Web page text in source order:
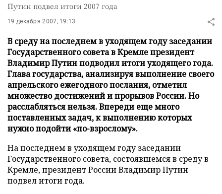
Путин подвел итоги 2007 года
19 декабря 2007, 19:13
В среду на последнем в уходящем году заседании
Государственного совета в Кремле президент
Владимир Путин подводил итоги уходящего года.
Глава государства, анализируя выполнение своего
апрельского ежегодного послания, отметил
множество достижений и прорывов России. Но
расслабляться нельзя. Впереди еще много
поставленных задач, к выполнению которых
нужно подойти «по-взрослому».
На последнем в уходящем году заседании
Государственного совета, состоявшемся в среду в
Кремле, президент России Владимир Путин
подвел итоги года.